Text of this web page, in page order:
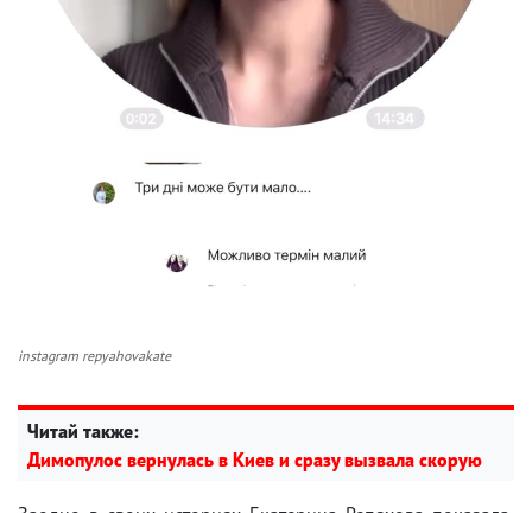
instagram repyahovakate
Читай также:
Димопулос вернулась в Киев и сразу вызвала скорую